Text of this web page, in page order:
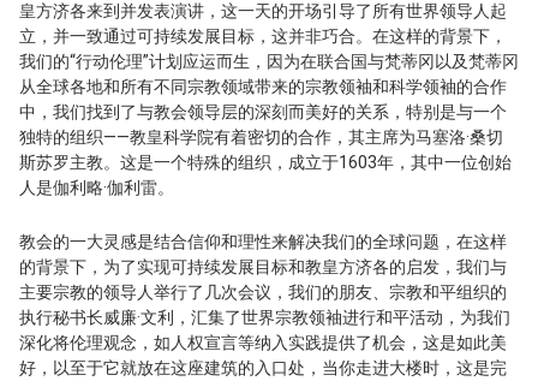
皇方济各来到并发表演讲，这一天的开场引导了所有世界领导人起
立，并一致通过可持续发展目标，这并非巧合。在这样的背景下，
我们的“行动伦理”计划应运而生，因为在联合国与梵蒂冈以及梵蒂冈
从全球各地和所有不同宗教领域带来的宗教领袖和科学领袖的合作
中，我们找到了与教会领导层的深刻而美好的关系，特别是与一个
独特的组织——教皇科学院有着密切的合作，其主席为马塞洛·桑切
斯苏罗主教。这是一个特殊的组织，成立于1603年，其中一位创始
人是伽利略·伽利雷。
教会的一大灵感是结合信仰和理性来解决我们的全球问题，在这样
的背景下，为了实现可持续发展目标和教皇方济各的启发，我们与
主要宗教的领导人举行了几次会议，我们的朋友、宗教和平组织的
执行秘书长威廉·文利，汇集了世界宗教领袖进行和平活动，为我们
深化将伦理观念，如人权宣言等纳入实践提供了机会，这是如此美
好，以至于它就放在这座建筑的入口处，当你走进大楼时，这是完